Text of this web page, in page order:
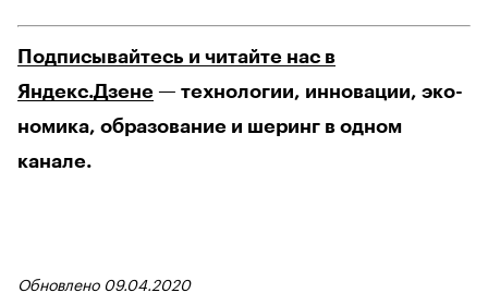
Подписывайтесь и читайте нас в
Яндекс.Дзене — технологии, инновации, эко-
номика, образование и шеринг в одном
канале.
Обновлено 09.04.2020